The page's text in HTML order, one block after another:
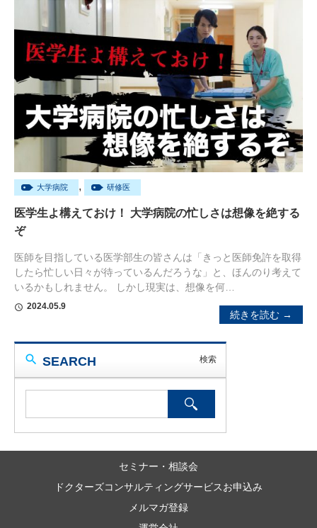
大学病院 , 研修医
医学生よ構えておけ！ 大学病院の忙しさは想像を絶する
ぞ
医師を目指している医学部生の皆さんは「きっと医師免許を取得
したら忙しい日々が待っているんだろうな」と、ほんのり考えて
いるかもしれません。 しかし現実は、想像を何…
schedule 2024.05.9
続きを読む →
SEARCH
セミナー・相談会
ドクターズコンサルティングサービスお申込み
メルマガ登録